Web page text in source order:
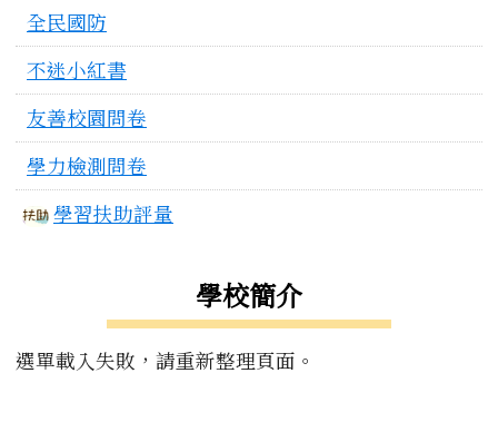
全民國防
不迷小紅書
友善校園問卷
學力檢測問卷
學習扶助評量
學校簡介
選單載入失敗，請重新整理頁面。